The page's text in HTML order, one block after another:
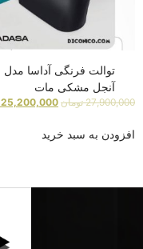
توالت فرنگی آداسا مدل
آنجل مشکی مات
27,900,000 تومان 25,200,000
افزودن به سبد خرید